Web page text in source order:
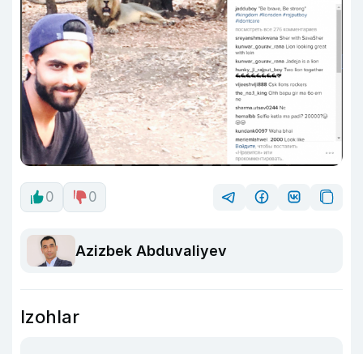
0 0
Azizbek Abduvaliyev
Izohlar